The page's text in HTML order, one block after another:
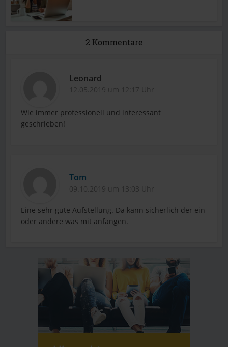
2 Kommentare
Leonard
12.05.2019 um 12:17 Uhr
Wie immer professionell und interessant
geschrieben!
Tom
09.10.2019 um 13:03 Uhr
Eine sehr gute Aufstellung. Da kann sicherlich der ein
oder andere was mit anfangen.